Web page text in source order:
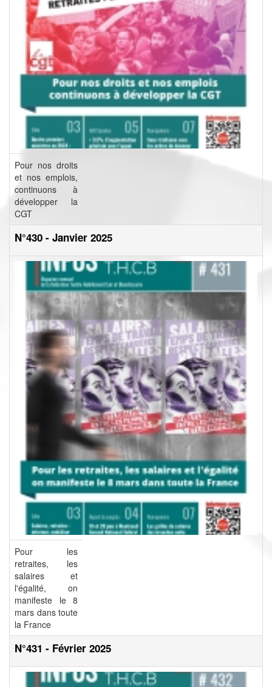
Pour nos droits
et nos emplois,
continuons à
développer la
CGT
N°430 - Janvier 2025
Pour les
retraites, les
salaires et
l'égalité, on
manifeste le 8
mars dans toute
la France
N°431 - Février 2025